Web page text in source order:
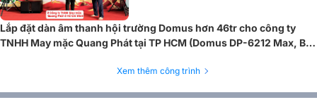
Công suất trung bình là 675W và công suất cực đại lên đến 1350W
Lắp đặt dàn âm thanh hội trường Domus hơn 46tr cho công ty
TNHH May mặc Quang Phát tại TP HCM (Domus DP-6212 Max, BIK
Xem thêm công trình